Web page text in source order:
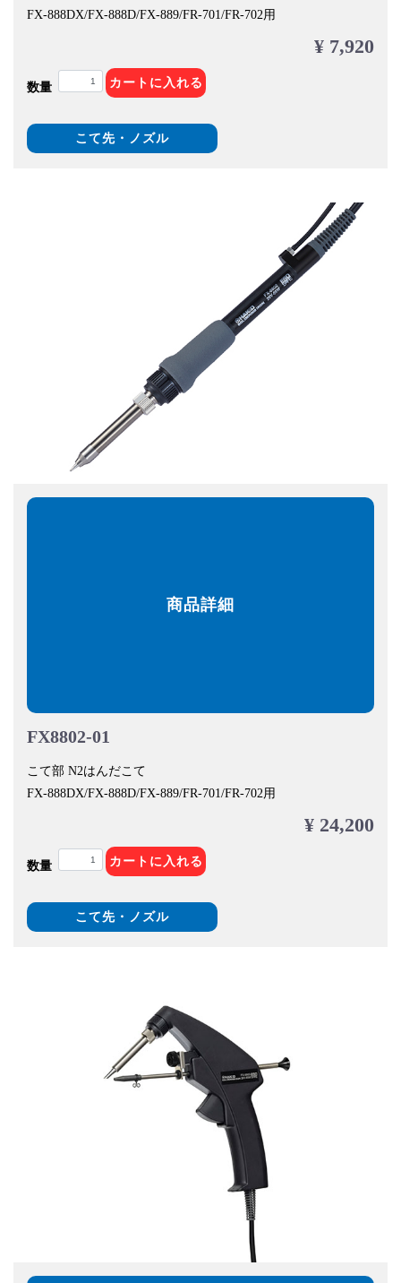
FX-888DX/FX-888D/FX-889/FR-701/FR-702用
¥ 7,920
数量 カートに入れる
こて先・ノズル
商品詳細
FX8802-01
こて部 N2はんだこて
FX-888DX/FX-888D/FX-889/FR-701/FR-702用
¥ 24,200
数量 カートに入れる
こて先・ノズル